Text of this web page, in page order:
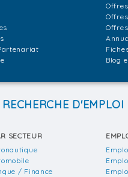
Blog
D'EMPLOI
SECTEUR
/ Finance